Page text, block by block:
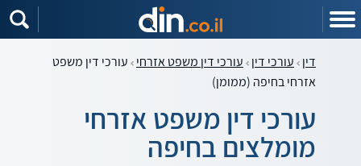
דין עורכי דין עורכי דין משפט אזרחי עורכי דין משפט
אזרחי בחיפה (ממומן)
עורכי דין משפט אזרחי
מומלצים בחיפה